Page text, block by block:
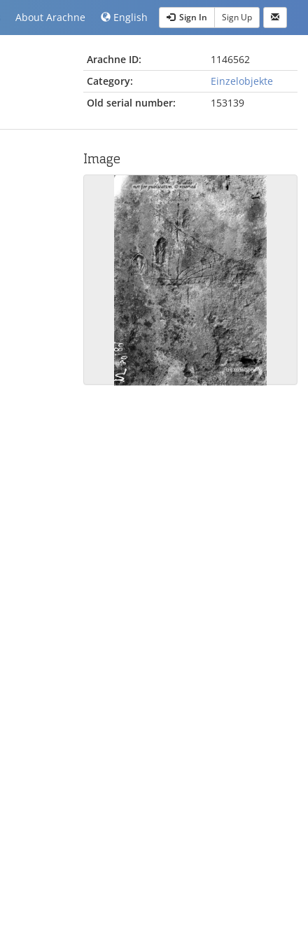
About Arachne English Sign In Sign Up
Arachne ID:
1146562
Category:
Einzelobjekte
Old serial number:
153139
Image